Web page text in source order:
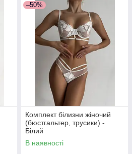
–50%
Комплект білизни жіночий
(бюстгальтер, трусики) -
Білий
В наявності